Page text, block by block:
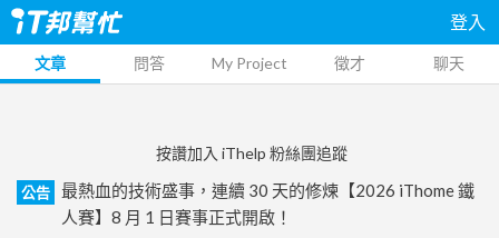
登入
文章 問答 My Project 徵才 聊天
按讚加入 iThelp 粉絲團追蹤
公告
最熱血的技術盛事，連續 30 天的修煉【2026 iThome 鐵
人賽】8 月 1 日賽事正式開啟！